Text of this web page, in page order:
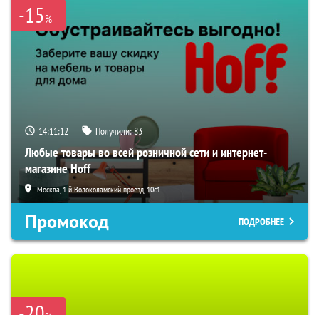
-15%
14:11:11 Получили:83
Любые товары во всей розничной сети и интернет-
магазине Hoff
Москва, 1-й Волоколамский проезд, 10с1
Промокод ПОДРОБНЕЕ